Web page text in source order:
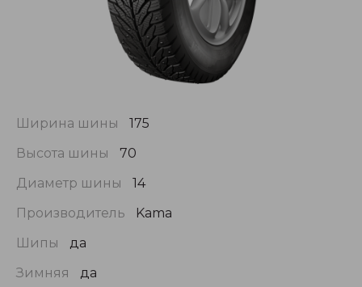
Ширина шины
175
Высота шины
70
Диаметр шины
14
Производитель
Kama
Шипы
да
Зимняя
да